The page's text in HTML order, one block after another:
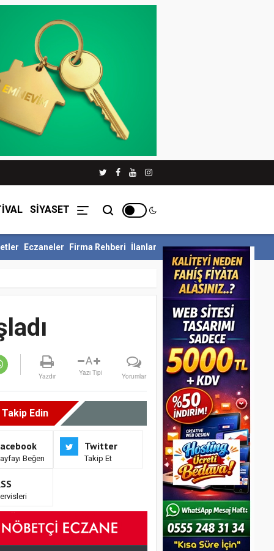
SİYASET
Siyer Yarışmasını Ka... İnegöl Belediyesi Çevre Zabıtasından
Eczaneler Firma Rehberi İlanlar
Yazdır
A
Yazı Tipi Yorumlar
Edin
Beğen
Twitter
Takip Et